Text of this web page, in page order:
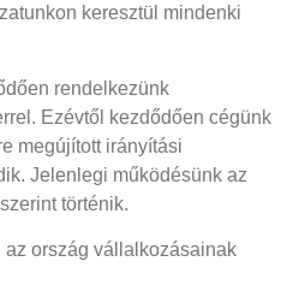
keresztül mindenki
rendelkezünk
Ezévtől kezdődően cégünk
megújított irányítási
Jelenlegi működésünk az
történik.
ország vállalkozásainak